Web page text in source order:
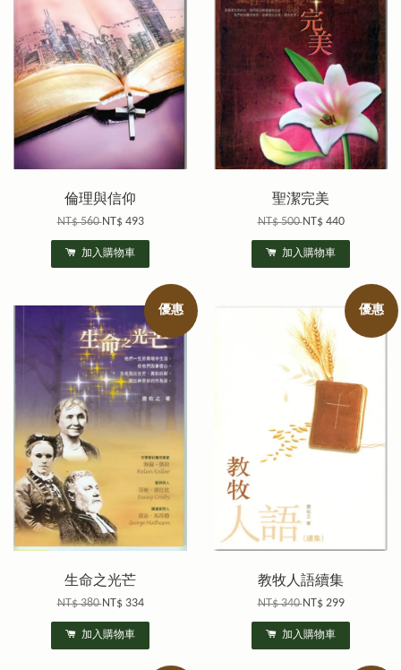
倫理與信仰
NT$ 560NT$ 493
加入購物車
聖潔完美
NT$ 500NT$ 440
加入購物車
優惠
生命之光芒
NT$ 380NT$ 334
加入購物車
優惠
教牧人語續集
NT$ 340NT$ 299
加入購物車